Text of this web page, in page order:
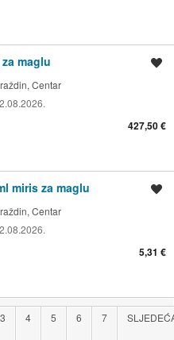
maglu
Centar
427,50 €
miris za maglu
Centar
5,31 €
3 4 5 6 7